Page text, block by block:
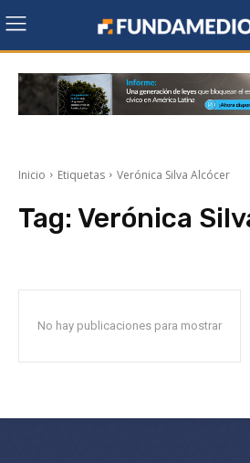
Inicio Etiquetas Verónica Silva Alcócer
Tag: Verónica
No hay publicaciones para mostrar